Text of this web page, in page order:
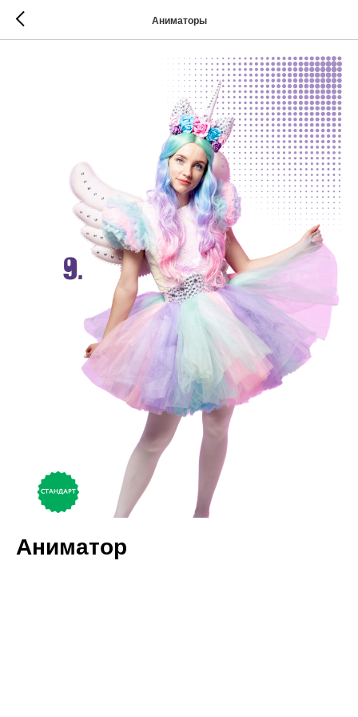
Аниматоры
Аниматор